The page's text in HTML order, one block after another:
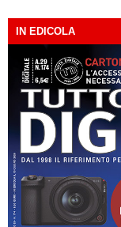
IN EDICOLA